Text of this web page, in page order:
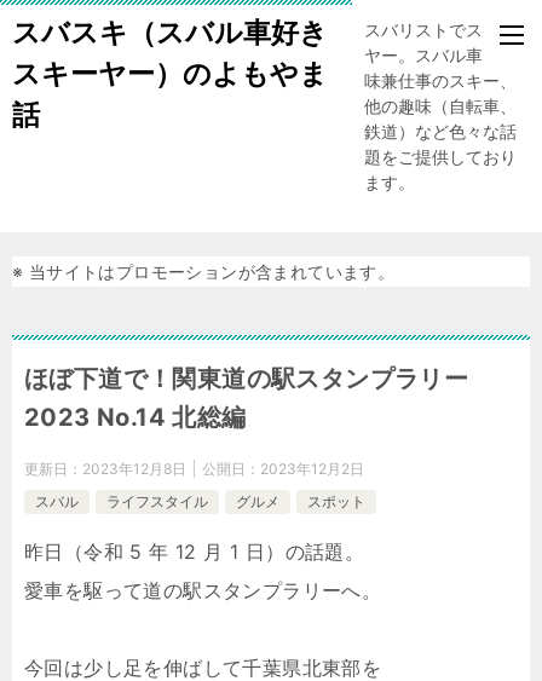
スバスキ（スバル車好き
スキーヤー）のよもやま
話
スバリストでスキー
ヤー。スバル車、趣
味兼仕事のスキー、
他の趣味（自転車、
鉄道）など色々な話
題をご提供しており
ます。
※ 当サイトはプロモーションが含まれています。
ほぼ下道で！関東道の駅スタンプラリー
2023 No.14 北総編
更新日： 2023年12月8日 公開日： 2023年12月2日
スバル
ライフスタイル グルメ スポット
昨日（令和 5 年 12 月 1 日）の話題。
愛車を駆って道の駅スタンプラリーへ。
今回は少し足を伸ばして千葉県北東部を